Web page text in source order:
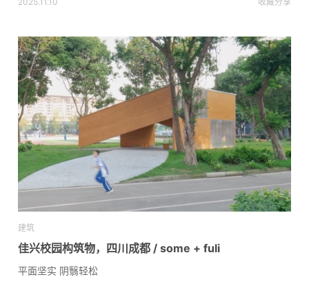
建筑
佳兴校园构筑物，四川成都 / some + fuli
平面坚实 阴翳轻松